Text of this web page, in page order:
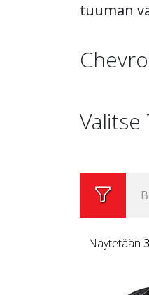
tuuman
Valitse
Näytetään